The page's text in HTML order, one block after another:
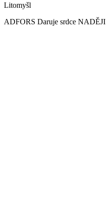
Litomyšl
ADFORS Daruje srdce NADĚJI